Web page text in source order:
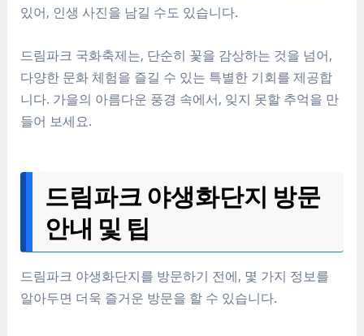
있어, 인생 사진을 남길 수도 있습니다.
드림파크 국화축제는, 단순히 꽃을 감상하는 것을 넘어,
다양한 문화 체험을 즐길 수 있는 특별한 기회를 제공합
니다. 가을의 아름다운 풍경 속에서, 잊지 못할 추억을 만
들어 보세요.
드림파크 야생화단지 방문
안내 및 팁
드림파크 야생화단지를 방문하기 전에, 몇 가지 정보를
알아두면 더욱 즐거운 방문을 할 수 있습니다.